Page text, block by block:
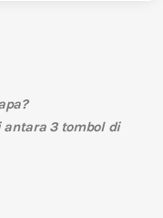
3 tombol di